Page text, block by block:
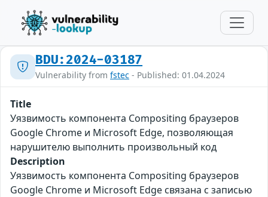
BDU:2024-03187
Vulnerability from fstec - Published: 01.04.2024
Title
Уязвимость компонента Compositing браузеров
Google Chrome и Microsoft Edge, позволяющая
нарушителю выполнить произвольный код
Description
Уязвимость компонента Compositing браузеров
Google Chrome и Microsoft Edge связана с записью